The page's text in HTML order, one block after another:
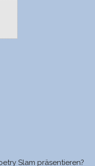
Slam präsentieren?